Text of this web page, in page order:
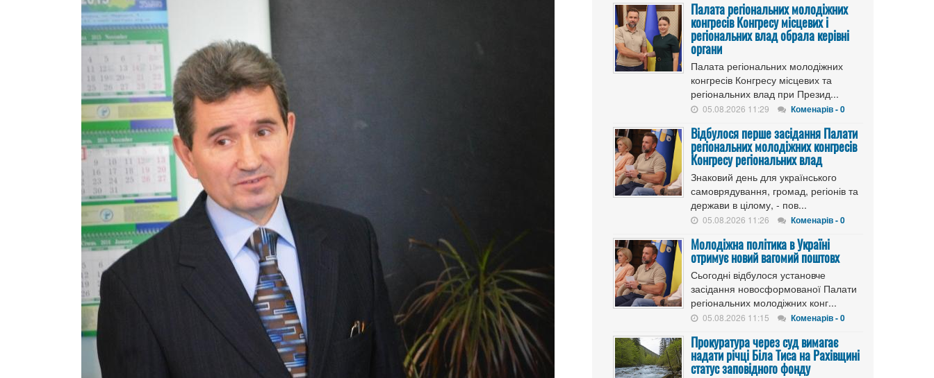
Палата регіональних молодіжних
конгресів Конгресу місцевих і
регіональних влад обрала керівні
органи
Палата регіональних молодіжних
конгресів Конгресу місцевих та
регіональних влад при Презид...
05.08.2026 11:29 Коменарів - 0
Відбулося перше засідання Палати
регіональних молодіжних конгресів
Конгресу регіональних влад
Знаковий день для українського
самоврядування, громад, регіонів та
держави в цілому, - пов...
05.08.2026 11:26 Коменарів - 0
Молодіжна політика в Україні
отримує новий вагомий поштовх
Сьогодні відбулося установче
засідання новосформованої Палати
регіональних молодіжних конг...
05.08.2026 11:15 Коменарів - 0
Прокуратура через суд вимагає
надати річці Біла Тиса на Рахівщині
статус заповідного фонду